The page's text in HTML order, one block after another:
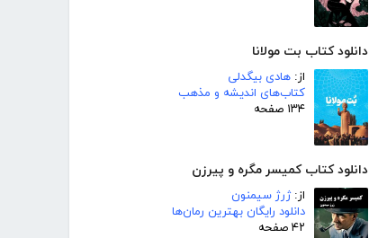
دانلود کتاب بت مولانا
از: هادی بیگدلی
کتاب‌های اندیشه و مذهب
۱۳۴ صفحه
دانلود کتاب کمیسر مگره و پیرزن
از:ژرژ سیمنون
دانلود رایگان بهترین رمان‌ها
۴۲ صفحه